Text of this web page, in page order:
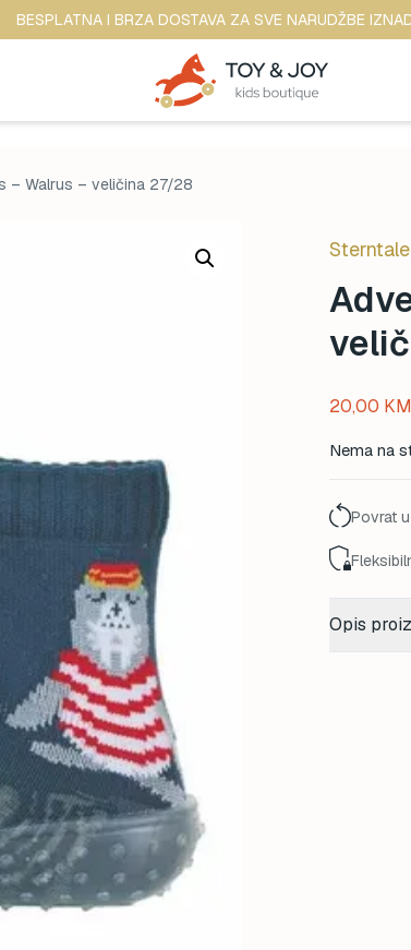
BESPLATNA I BRZA DOSTAVA ZA SVE NARUDŽBE
– Walrus – veličina 27/28
20,00 KM
Nema na
Povrat
Opis